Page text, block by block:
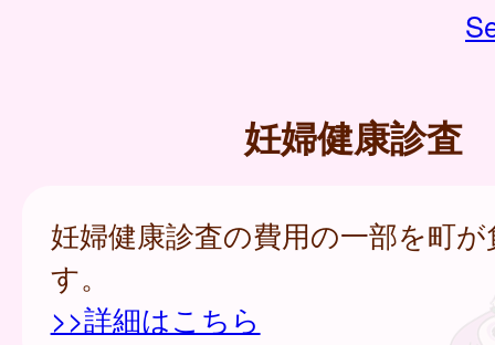
妊婦健康診査
妊婦健康診査の費用の一部を町
す。
>>詳細はこちら